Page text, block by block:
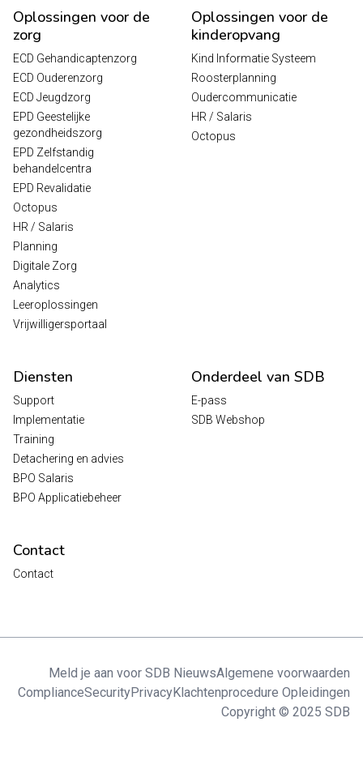
Oplossingen voor de
zorg
ECD Gehandicaptenzorg
ECD Ouderenzorg
ECD Jeugdzorg
EPD Geestelijke
gezondheidszorg
EPD Zelfstandig
behandelcentra
EPD Revalidatie
Octopus
HR / Salaris
Planning
Digitale Zorg
Analytics
Leeroplossingen
Vrijwilligersportaal
Oplossingen voor de
kinderopvang
Kind Informatie Systeem
Roosterplanning
Oudercommunicatie
HR / Salaris
Octopus
Diensten
Support
Implementatie
Training
Detachering en advies
BPO Salaris
BPO Applicatiebeheer
Onderdeel van SDB
E-pass
SDB Webshop
Contact
Contact
Meld je aan voor SDB NieuwsAlgemene voorwaarden
ComplianceSecurityPrivacyKlachtenprocedure Opleidingen
Copyright © 2025 SDB